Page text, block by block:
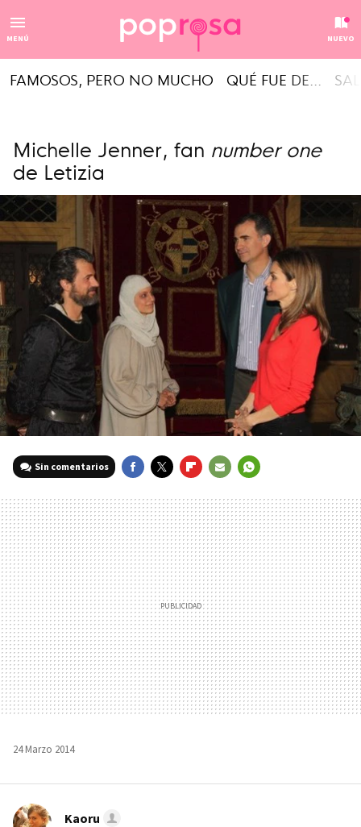
MENÚ NUEVO
FAMOSOS, PERO NO MUCHO QUÉ FUE DE...
Michelle Jenner, fan number one
de Letizia
Sin comentarios
MAIL
24 Marzo 2014
Kaoru